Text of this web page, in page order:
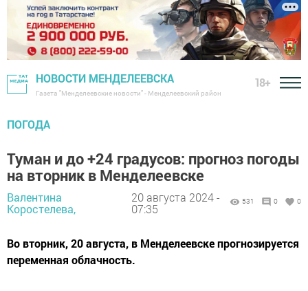
НОВОСТИ МЕНДЕЛЕЕВСКА
Газета "Менделеевские новости" - Менделеевский район
18+
ПОГОДА
Туман и до +24 градусов: прогноз погоды
на вторник в Менделеевске
Валентина
Коростелева,
20 августа 2024 -
07:35
531 0 0
Во вторник, 20 августа, в Менделеевске прогнозируется
переменная облачность.